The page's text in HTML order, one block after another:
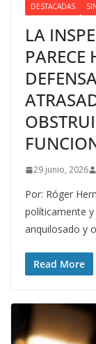
DESTACADAS
LA
29 junio, 2026
Por: Róger
políticamente
anquilosado y
Read More